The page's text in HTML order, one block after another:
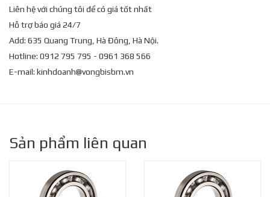
Liên hệ với chúng tôi để có giá tốt nhất
Hỗ trợ báo giá 24/7
Add: 635 Quang Trung, Hà Đông, Hà Nội.
Hotline: 0912 795 795 - 0961 368 566
E-mail: kinhdoanh@vongbisbm.vn
Sản phẩm liên quan